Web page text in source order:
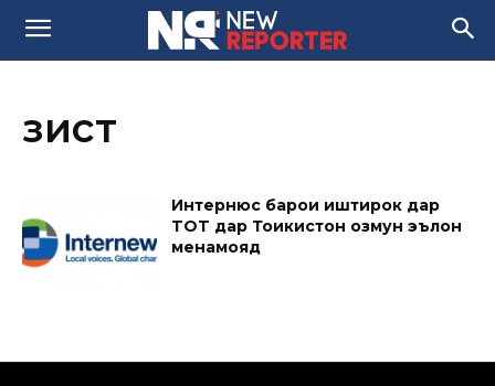
зист
Интернюс барои иштирок дар
TОT дар Тоҷикистон озмун эълон
менамояд